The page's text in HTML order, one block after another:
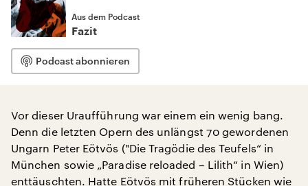
Aus dem Podcast
Fazit
Podcast abonnieren
Vor dieser Uraufführung war einem ein wenig bang.
Denn die letzten Opern des unlängst 70 gewordenen
Ungarn Peter Eötvös ("Die Tragödie des Teufels“ in
München sowie „Paradise reloaded – Lilith“ in Wien)
enttäuschten. Hatte Eötvös mit früheren Stücken wie